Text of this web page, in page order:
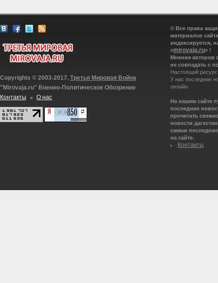
Copyrights © 2003-2017. Третья Мировая Война
"Mirovaja.ru" Военно-Политическое Обозрение
Контакты
О нас
© Все права
материалов
индексируется,
«mirovaja.ru» !
Мнения авторов
не совпадать с
Настоящий
У нас последние
онлайн.
На нашем сайте
последние
прочитать
новости
самые
на сайте.
Контакты